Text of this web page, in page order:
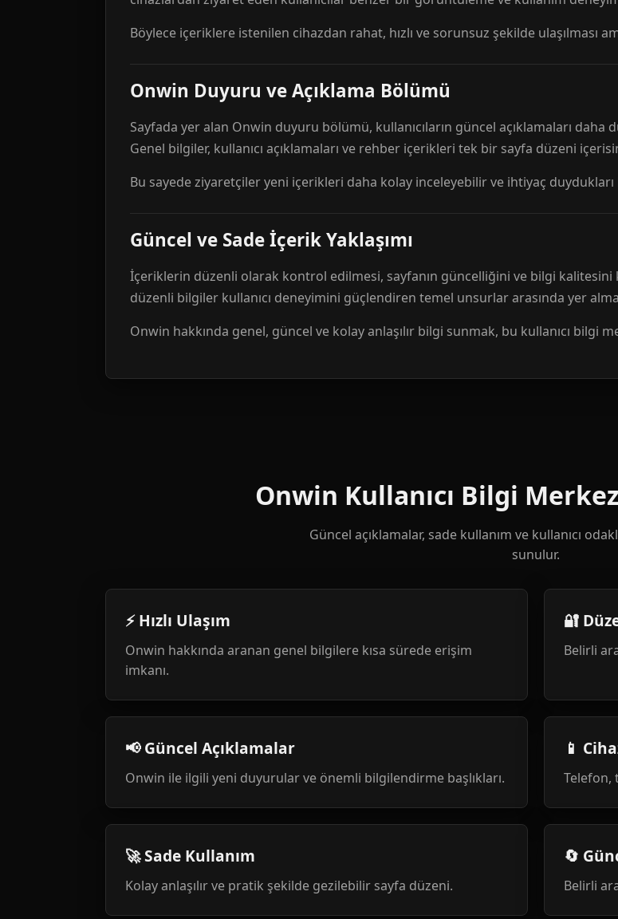
Böylece içeriklere istenilen cihazdan rahat, hızlı ve sorunsuz şekilde ulaşılması
Onwin Duyuru ve Açıklama Bölümü
Sayfada yer alan Onwin duyuru bölümü, kullanıcıların güncel açıklamaları
Genel bilgiler, kullanıcı açıklamaları ve rehber içerikleri tek bir sayfa düzeni
Bu sayede ziyaretçiler yeni içerikleri daha kolay inceleyebilir ve ihtiyaç duydukları
Güncel ve Sade İçerik Yaklaşımı
İçeriklerin düzenli olarak kontrol edilmesi, sayfanın güncelliğini ve bilgi kalitesini
düzenli bilgiler kullanıcı deneyimini güçlendiren temel unsurlar arasında yer
Onwin hakkında genel, güncel ve kolay anlaşılır bilgi sunmak, bu kullanıcı bilgi
Onwin Kullanıcı Bilgi
Güncel açıklamalar, sade kullanım ve kullanıcı
sunulur.
⚡ Hızlı Ulaşım
Onwin hakkında aranan genel bilgilere kısa sürede erişim
imkanı.
🔐
Belirli
📢 Güncel Açıklamalar
Onwin ile ilgili yeni duyurular ve önemli bilgilendirme başlıkları.
📱
Telefon,
🚀 Sade Kullanım
Kolay anlaşılır ve pratik şekilde gezilebilir sayfa düzeni.
🔄
Belirli